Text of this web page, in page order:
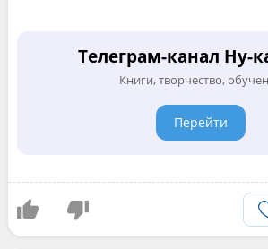
Телеграм-канал Ну-
Книги, творчество,
Перейти